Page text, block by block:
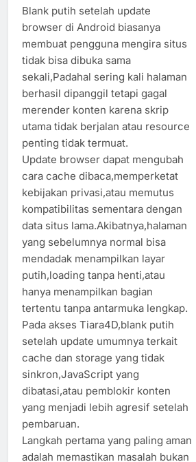
Blank putih setelah update
browser di Android biasanya
membuat pengguna mengira situs
tidak bisa dibuka sama
sekali,Padahal sering kali halaman
berhasil dipanggil tetapi gagal
merender konten karena skrip
utama tidak berjalan atau resource
penting tidak termuat.
Update browser dapat mengubah
cara cache dibaca,memperketat
kebijakan privasi,atau memutus
kompatibilitas sementara dengan
data situs lama.Akibatnya,halaman
yang sebelumnya normal bisa
mendadak menampilkan layar
putih,loading tanpa henti,atau
hanya menampilkan bagian
tertentu tanpa antarmuka lengkap.
Pada akses Tiara4D,blank putih
setelah update umumnya terkait
cache dan storage yang tidak
sinkron,JavaScript yang
dibatasi,atau pemblokir konten
yang menjadi lebih agresif setelah
pembaruan.
Langkah pertama yang paling aman
adalah memastikan masalah bukan